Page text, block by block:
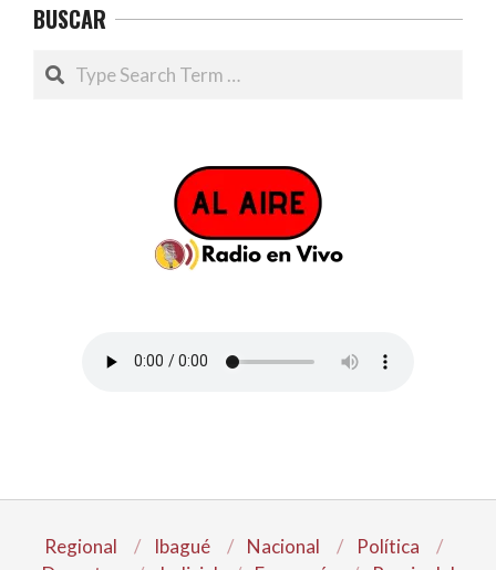
BUSCAR
Search
Regional Ibagué Nacional
Política